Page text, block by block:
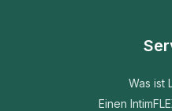
Was ist
Einen